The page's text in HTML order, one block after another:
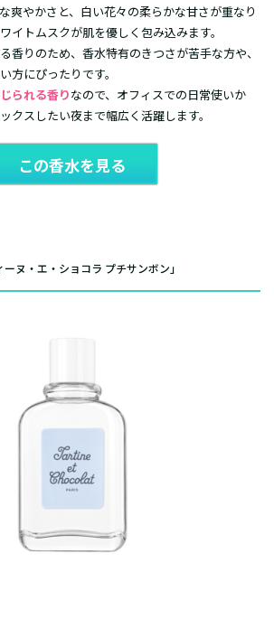
爽やかさと、白い花々の柔らかな甘さが重なり
イトムスクが肌を優しく包み込みます。
香りのため、香水特有のきつさが苦手な方や、
方にぴったりです。
られる香りなので、オフィスでの日常使いか
クスしたい夜まで幅広く活躍します。
この香水を見る
ヌ・エ・ショコラ プチサンボン」